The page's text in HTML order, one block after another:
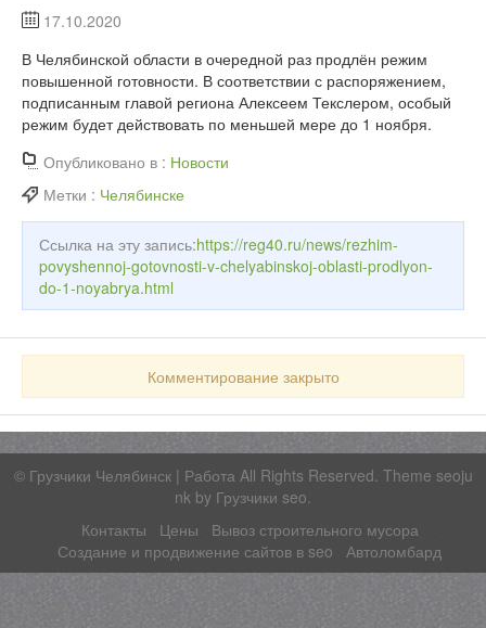
17.10.2020
В Челябинской области в очередной раз продлён режим
повышенной готовности. В соответствии с распоряжением,
подписанным главой региона Алексеем Текслером, особый
режим будет действовать по меньшей мере до 1 ноября.
Опубликовано в : Новости
Метки : Челябинске
Ссылка на эту запись:https://reg40.ru/news/rezhim-
povyshennoj-gotovnosti-v-chelyabinskoj-oblasti-prodlyon-
do-1-noyabrya.html
Комментирование закрыто
© Грузчики Челябинск | РаботаAll Rights Reserved. Theme seoju
nk by Грузчики seo.
Контакты
Цены
Вывоз строительного мусора
Создание и продвижение сайтов в seo
Автоломбард